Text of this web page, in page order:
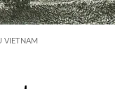
VIETNAM